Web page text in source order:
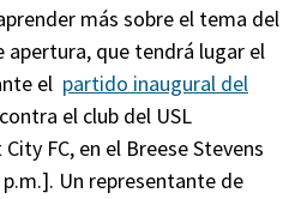
más sobre el tema del
apertura, que tendrá lugar el
el partido inaugural del
(externo)
contra el club del USL
FC, en el Breese Stevens
Un representante de